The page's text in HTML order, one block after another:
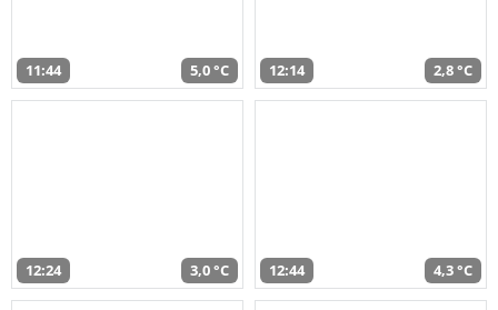
11:44 5,0 °C 12:14 2,8 °C
12:24 3,0 °C 12:44 4,3 °C